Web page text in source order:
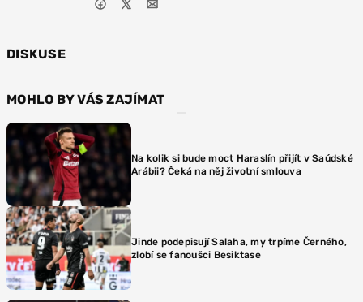
DISKUSE
MOHLO BY VÁS ZAJÍMAT
Na kolik si bude moct Haraslín přijít v Saúdské
Arábii? Čeká na něj životní smlouva
Jinde podepisují Salaha, my trpíme Černého,
zlobí se fanoušci Besiktase